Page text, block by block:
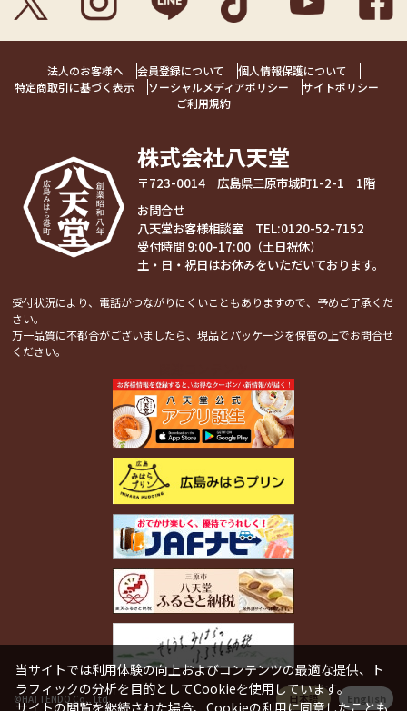
法人のお客様へ 会員登録について
個人情報保護について
特定商取引に基づく表示
ソーシャルメディアポリシー
サイトポリシー
ご利用規約
株式会社八天堂
〒723-0014 広島県三原市城町1-2-1 1階
お問合せ
八天堂お客様相談室 TEL:0120-52-7152
受付時間 9:00-17:00（土日祝休）
土・日・祝日はお休みをいただいております。
受付状況により、電話がつながりにくいこともありますので、予めご了承くだ
さい。
万一品質に不都合がございましたら、現品とパッケージを保管の上でお問合せ
ください。
©HATTENDO Co., Ltd. 日本語 English
当サイトでは利用体験の向上およびコンテンツの最適な提供、ト
ラフィックの分析を目的としてCookieを使用しています。